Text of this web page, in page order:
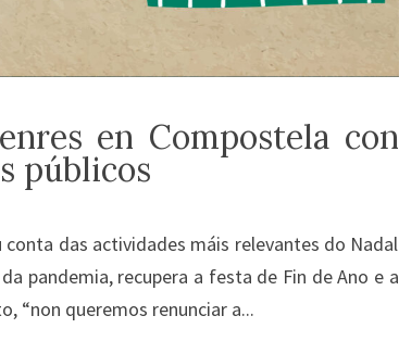
en Compostela con
públicos
das actividades máis relevantes do Nadal
pandemia, recupera a festa de Fin de Ano e a
“non queremos renunciar a...